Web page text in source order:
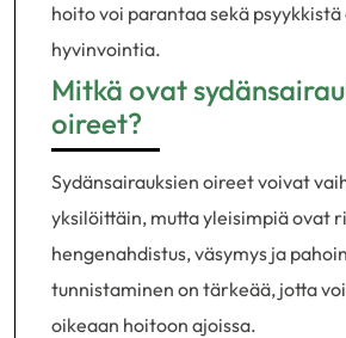
hoito voi parantaa sekä
hyvinvointia.
Mitkä ovat
oireet?
Sydänsairauksien oireet voivat
yksilöittäin, mutta yleisimpiä ovat
hengenahdistus, väsymys ja
tunnistaminen on tärkeää, jotta
oikeaan hoitoon ajoissa.